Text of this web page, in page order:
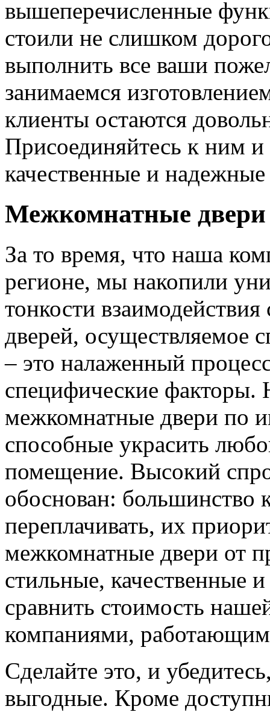
вышеперечисленные
стоили не слишком
выполнить все ваши
занимаемся
клиенты остаются
Присоединяйтесь к ним
качественные и
Межкомнатные двери
За то время, что наша
регионе, мы накопили
тонкости
дверей, осуществляемое
– это налаженный
специфические
межкомнатные двери по
способные украсить
помещение. Высокий
обоснован: большинство
переплачивать, их
межкомнатные двери от
стильные, качественные
сравнить стоимость
компаниями,
Сделайте это, и
выгодные. Кроме